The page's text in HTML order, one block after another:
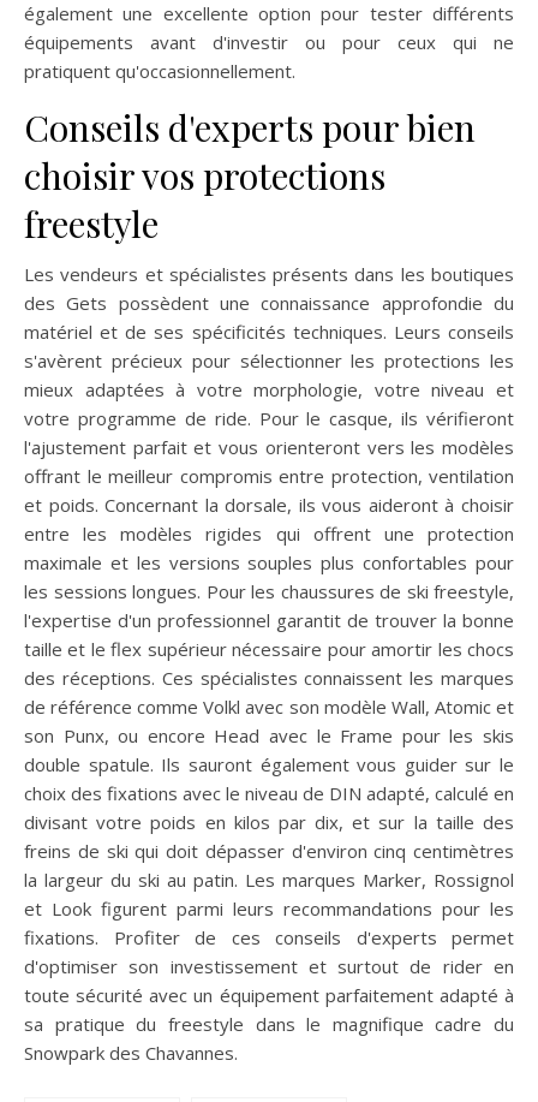
également une excellente option pour tester différents
équipements avant d'investir ou pour ceux qui ne
pratiquent qu'occasionnellement.
Conseils d'experts pour bien
choisir vos protections
freestyle
Les vendeurs et spécialistes présents dans les boutiques
des Gets possèdent une connaissance approfondie du
matériel et de ses spécificités techniques. Leurs conseils
s'avèrent précieux pour sélectionner les protections les
mieux adaptées à votre morphologie, votre niveau et
votre programme de ride. Pour le casque, ils vérifieront
l'ajustement parfait et vous orienteront vers les modèles
offrant le meilleur compromis entre protection, ventilation
et poids. Concernant la dorsale, ils vous aideront à choisir
entre les modèles rigides qui offrent une protection
maximale et les versions souples plus confortables pour
les sessions longues. Pour les chaussures de ski freestyle,
l'expertise d'un professionnel garantit de trouver la bonne
taille et le flex supérieur nécessaire pour amortir les chocs
des réceptions. Ces spécialistes connaissent les marques
de référence comme Volkl avec son modèle Wall, Atomic et
son Punx, ou encore Head avec le Frame pour les skis
double spatule. Ils sauront également vous guider sur le
choix des fixations avec le niveau de DIN adapté, calculé en
divisant votre poids en kilos par dix, et sur la taille des
freins de ski qui doit dépasser d'environ cinq centimètres
la largeur du ski au patin. Les marques Marker, Rossignol
et Look figurent parmi leurs recommandations pour les
fixations. Profiter de ces conseils d'experts permet
d'optimiser son investissement et surtout de rider en
toute sécurité avec un équipement parfaitement adapté à
sa pratique du freestyle dans le magnifique cadre du
Snowpark des Chavannes.